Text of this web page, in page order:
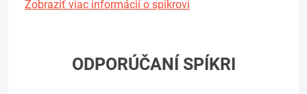
Zobraziť viac informácií o spíkrovi
ODPORÚČANÍ SPÍKRI